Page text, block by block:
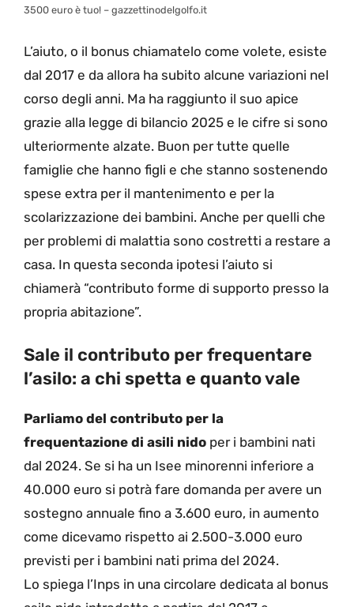
3500 euro è tuo! – gazzettinodelgolfo.it
L’aiuto, o il bonus chiamatelo come volete, esiste
dal 2017 e da allora ha subito alcune variazioni nel
corso degli anni. Ma ha raggiunto il suo apice
grazie alla legge di bilancio 2025 e le cifre si sono
ulteriormente alzate. Buon per tutte quelle
famiglie che hanno figli e che stanno sostenendo
spese extra per il mantenimento e per la
scolarizzazione dei bambini. Anche per quelli che
per problemi di malattia sono costretti a restare a
casa. In questa seconda ipotesi l’aiuto si
chiamerà “contributo forme di supporto presso la
propria abitazione”.
Sale il contributo per frequentare
l’asilo: a chi spetta e quanto vale
Parliamo del contributo per la
frequentazione di asili nido per i bambini nati
dal 2024. Se si ha un Isee minorenni inferiore a
40.000 euro si potrà fare domanda per avere un
sostegno annuale fino a 3.600 euro, in aumento
come dicevamo rispetto ai 2.500-3.000 euro
previsti per i bambini nati prima del 2024.
Lo spiega l’Inps in una circolare dedicata al bonus